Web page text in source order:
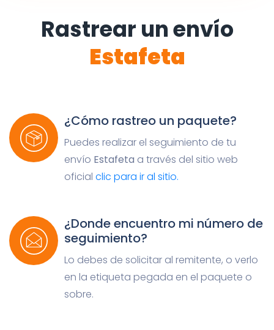
Rastrear un envío
Estafeta
¿Cómo rastreo un paquete?
Puedes realizar el seguimiento de tu
envío Estafeta a través del sitio web
oficial clic para ir al sitio.
¿Donde encuentro mi número de
seguimiento?
Lo debes de solicitar al remitente, o verlo
en la etiqueta pegada en el paquete o
sobre.